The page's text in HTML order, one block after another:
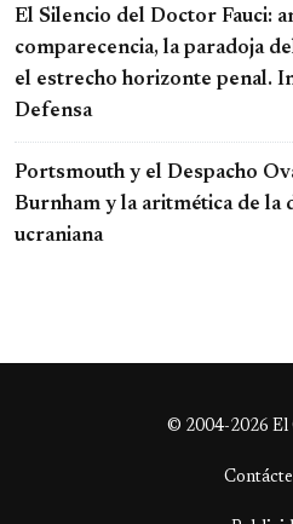
El Silencio del Doctor Fauci:
comparecencia, la paradoja
el estrecho horizonte penal.
Defensa
Portsmouth y el Despacho
Burnham y la aritmética de la
ucraniana
© 2004-2026 El